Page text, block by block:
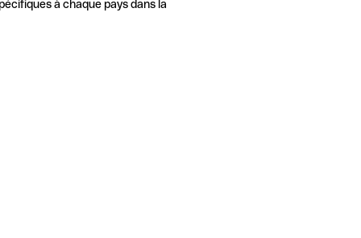
à chaque pays dans la